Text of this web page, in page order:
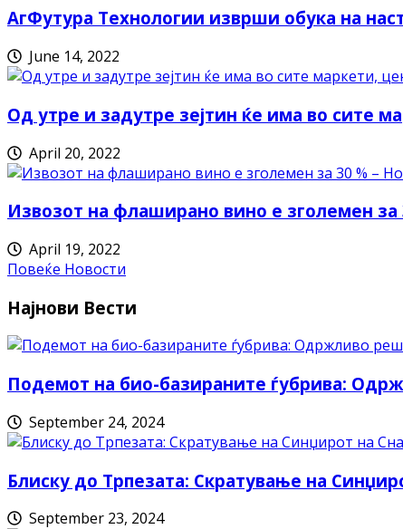
АгФутура Технологии изврши обука на
June 14, 2022
Од утре и задутре зејтин ќе има во сите
April 20, 2022
Извозот на флаширано вино е зголемен
April 19, 2022
Повеќе Новости
Најнови Вести
Подемот на био-базираните ѓубрива:
September 24, 2024
Блиску до Трпезата: Скратување на
September 23, 2024